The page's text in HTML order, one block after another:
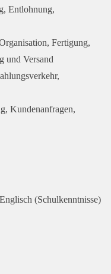
Entlohnung,
Fertigung,
und Versand
Kundenanfragen,
(Schulkenntnisse)